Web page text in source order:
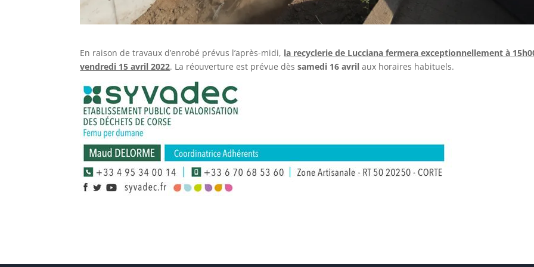
En raison de travaux d’enrobé prévus l’après-midi, la recyclerie de Lucciana fermera exceptionnellement à
vendredi 15 avril 2022. La réouverture est prévue dèssamedi 16 avril aux horaires habituels.